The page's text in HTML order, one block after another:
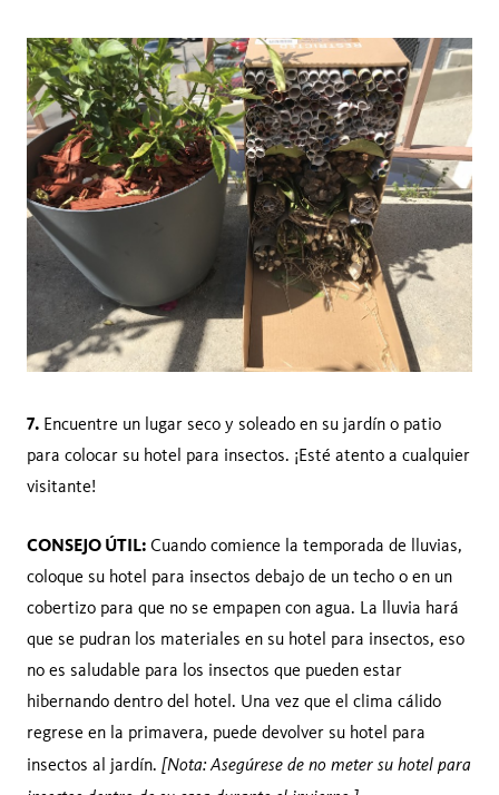
7. Encuentre un lugar seco y soleado en su jardín o patio
para colocar su hotel para insectos. ¡Esté atento a cualquier
visitante!
CONSEJO ÚTIL: Cuando comience la temporada de lluvias,
coloque su hotel para insectos debajo de un techo o en un
cobertizo para que no se empapen con agua. La lluvia hará
que se pudran los materiales en su hotel para insectos, eso
no es saludable para los insectos que pueden estar
hibernando dentro del hotel. Una vez que el clima cálido
regrese en la primavera, puede devolver su hotel para
insectos al jardín. [Nota: Asegúrese de no meter su hotel para